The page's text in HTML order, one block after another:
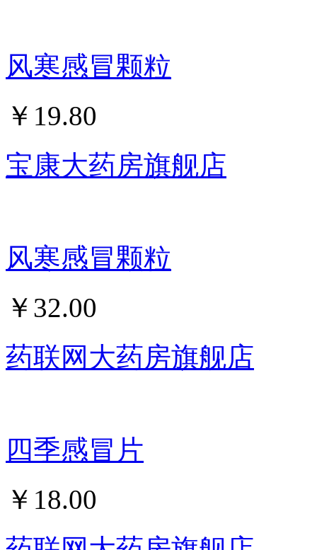
风寒感冒颗粒
￥ 19.80
宝康大药房旗舰店
风寒感冒颗粒
￥ 32.00
药联网大药房旗舰店
四季感冒片
￥ 18.00